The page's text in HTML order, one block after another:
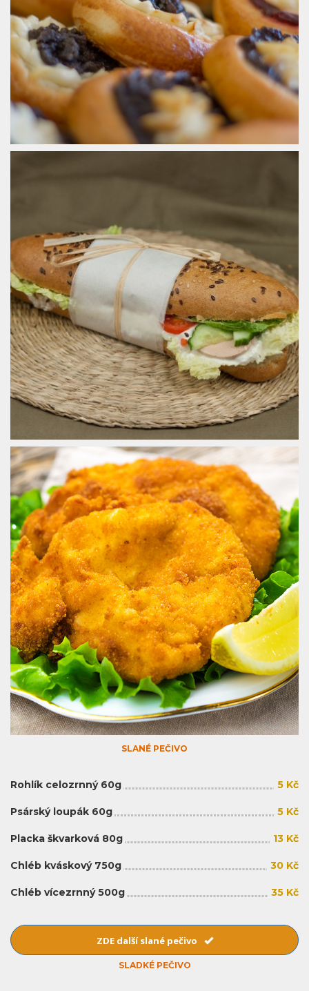
SLANÉ PEČIVO
Rohlík celozrnný 60g 5 Kč
Psárský loupák 60g 5 Kč
Placka škvarková 80g 13 Kč
Chléb kváskový 750g 30 Kč
Chléb vícezrnný 500g 35 Kč
ZDE další slané pečivo
SLADKÉ PEČIVO